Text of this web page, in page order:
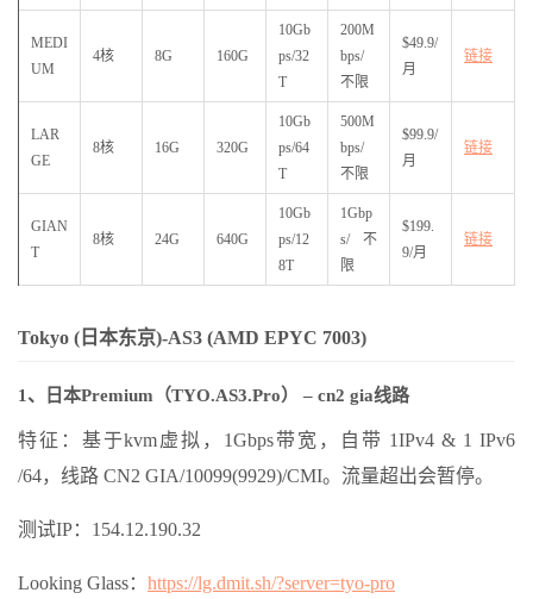
MEDI
UM
4核 8G 160G
10Gb
ps/32
T
200M
bps/
不限
$49.9/
月
链接
LAR
GE
8核 16G 320G
10Gb
ps/64
T
500M
bps/
不限
$99.9/
月
链接
GIAN
T
8核 24G 640G
10Gb
ps/12
8T
1Gbp
s/不
限
$199.
9/月
链接
Tokyo (日本东京)-AS3 (AMD EPYC 7003)
1、日本Premium（TYO.AS3.Pro） – cn2 gia线路
特征：基于kvm虚拟，1Gbps带宽，自带 1IPv4 & 1 IPv6
/64，线路 CN2 GIA/10099(9929)/CMI。流量超出会暂停。
测试IP：154.12.190.32
Looking Glass： https://lg.dmit.sh/?server=tyo-pro